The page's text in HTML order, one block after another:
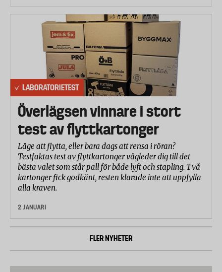
LABORATORIETEST
Överlägsen vinnare i stort
test av flyttkartonger
Läge att flytta, eller bara dags att rensa i röran?
Testfaktas test av flyttkartonger vägleder dig till det
bästa valet som står pall för både lyft och stapling. Två
kartonger fick godkänt, resten klarade inte att uppfylla
alla kraven.
2 JANUARI
FLER NYHETER